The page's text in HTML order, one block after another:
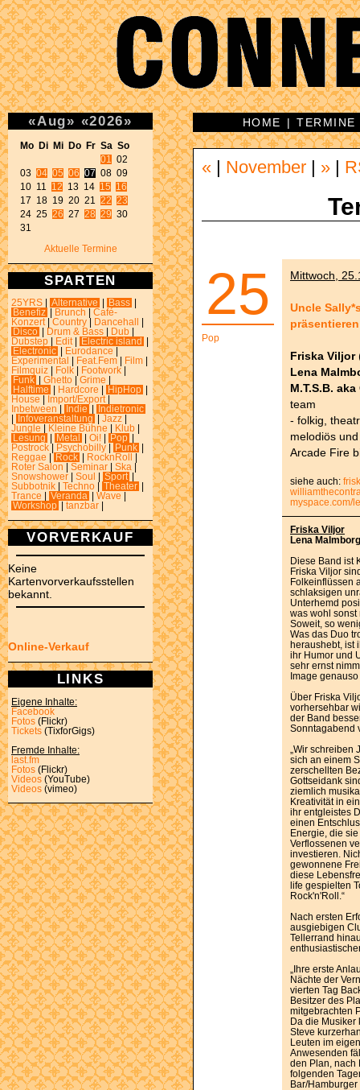
«Aug» «2026»
Mo Di Mi Do Fr Sa So
01
02
03 04 05 06 07 08 09
10 11 12 13 14 15
16
17 18 19 20 21 22 23
24 25 26 27 28 29 30
31
Aktuelle Termine
SPARTEN
25YRS Alternative Bass
Benefiz
Brunch
Café-
Konzert
Country Dancehall
Disco
Drum & Bass Dub
Dubstep
Edit Electric island
Electronic
Eurodance
Experimental
Feat.Fem Film
Filmquiz
Folk Footwork
Funk
Ghetto Grime
Halftime
Hardcore HipHop
House
Import/Export
Inbetween
Indie
Indietronic
Infoveranstaltung Jazz
Jungle
Kleine Bühne Klub
Lesung
Metal Oi! Pop
Postrock
Psychobilly Punk
Reggae
Rock RocknRoll
Roter Salon
Seminar Ska
Snowshower
Soul Sport
Subbotnik
Techno Theater
Trance
Veranda Wave
Workshop
tanzbar
VORVERKAUF
Keine
Kartenvorverkaufsstellen
bekannt.
Online-Verkauf
LINKS
Eigene Inhalte:
Facebook
Fotos (Flickr)
Tickets (TixforGigs)
Fremde Inhalte:
last.fm
Fotos (Flickr)
Videos (YouTube)
Videos (vimeo)
HOME |TERMINE
« November »
25
Pop
Mittwoch,
Uncle
Friska Viljor
Lena
M.T.S.B.
team
- folkig,
melodiös
Arcade Fire
siehe auch:
myspace.com/
Friska Viljor
Lena
Diese Band ist
Friska Viljor
Folkeinflüssen
schlaksigen
Unterhemd
was wohl sonst
Soweit, so
Was das Duo
heraushebt, ist
ihr Humor und
sehr ernst
Image
Über Friska
vorhersehbar
der Band
Sonntagabend
„Wir
sich an einem
zerschellten
Gottseidank
ziemlich
Kreativität in
ihr entgleistes
einen
Energie, die
Verflossenen
investieren.
gewonnene
diese
life gespielten
Rock'n'Roll.“
Nach ersten
ausgiebigen
Tellerrand
„Ihre erste
Nächte der
vierten Tag
Besitzer des
mitgebrachten
Da die Musiker
Steve
Leuten im
Anwesenden
den Plan, nach
folgenden
Bar/